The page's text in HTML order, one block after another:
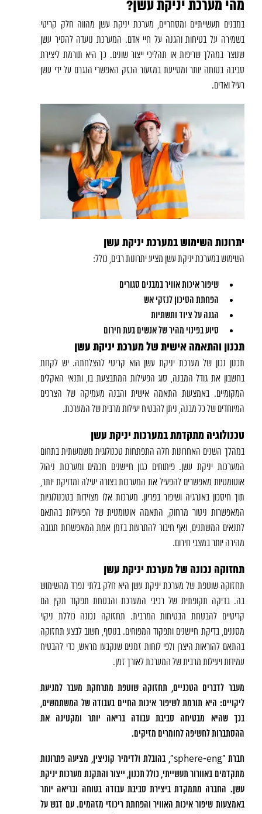
מהי מערכת יניקת עשן?
במבנים תעשייתיים ומסחריים, מערכת יניקת עשן מהווה חלק קריטי
בשמירה על בטיחות והגנה על חיי אדם. המערכת נועדה להסיר עשן
שנוצר במהלך שריפות או תהליכי ייצור שונים. כך היא תורמת ליצירת
סביבה בטוחה יותר ומסייעת במזעור הנזק האפשרי הנגרם על ידי עשן
רעיל ואדים.
יתרונות השימוש במערכת יניקת עשן
השימוש במערכת יניקת עשן מציע יתרונות רבים, כולל:
שיפור איכות אוויר במבנים סגורים
הפחתת הסיכון לנזקי אש
הגנה על ציוד ותשתיות
סיוע בפינוי מהיר של אנשים בעת חירום
תכנון והתאמה אישית של מערכת יניקת עשן
תכנון נכון של מערכת יניקת עשן הוא קריטי להצלחתה. יש לקחת
בחשבון את גודל המבנה, סוג הפעילות המתבצעת בו, ותנאי האקלים
המקומיים. באמצעות התאמה אישית והבנה מעמיקה של הצרכים
המיוחדים של כל מבנה, ניתן להבטיח יעילות מרבית של המערכת.
טכנולוגיה מתקדמת במערכות יניקת עשן
במהלך השנים האחרונות חלה התפתחות טכנולוגית משמעותית בתחום
המערכות יניקת עשן. פיתוחים כגון חיישנים חכמים ומערכות ניהול
אוטומטיות מאפשרים להפעיל את המערכות בצורה יעילה ומדויקת יותר,
תוך חיסכון באנרגיה ושיפור בפריון. מערכות אלו מצוידות בטכנולוגיות
המאפשרות ניטור מרחוק, התאמה אוטומטית של הפעילות בהתאם
לתנאים המשתנים, ואף חיבור להתרעות בזמן אמת המאפשרות תגובה
מהירה יותר במצבי חירום.
תחזוקה נכונה של מערכת יניקת עשן
תחזוקה שוטפת של מערכת יניקת עשן היא חלק בלתי נפרד מהשימוש
בה. בדיקה תקופתית של רכיבי המערכת והבטחת תפקוד תקין הם
קריטיים להבטחת הבטיחות המרבית. תחזוקה נכונה כוללת ניקוי
מסננים, בדיקת חיישנים ותפקוד המפוחים. בנוסף, חשוב לבצע תחזוקה
בהתאם להוראות היצרן ולפי לוחות זמנים שנקבעו מראש, כדי להבטיח
עמידות ויעילות מרבית של המערכת לאורך זמן.
מעבר לדברים הטכניים, תחזוקה שוטפת מתרחקת מעבר למניעת
ליקויים: היא תורמת לשיפור איכות החיים בעבודה של המשתמשים,
בכך שהיא מבטיחה סביבת עבודה בריאה יותר ומקטינה את
ההסתברות לחשיפה לחומרים מזיקים.
חברת "sphere-eng", בהובלת ולדימיר קוניצין, מציעה פתרונות
מתקדמים באוורור תעשייתי, כולל תכנון, ייצור והתקנת מערכות יניקת
עשן. החברה מתמקדת ביצירת סביבת עבודה בטוחה ובריאה יותר
באמצעות שיפור איכות האוויר והפחתת ריכוזי מזהמים. עם דגש על